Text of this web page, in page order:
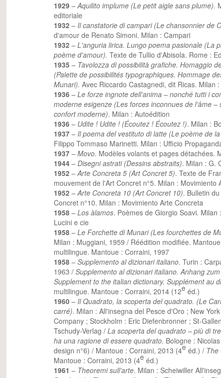
1929 –Aquilito implume (Le petit aigle sans plume).
editoriale
1932 – Il canstatorie di campari (Le chansonnier de
d'amour de Renato Simoni. Milan : Campari
1932 – L'anguria lirica. Lungo poema pasionale (La
poème d'amour). Texte de Tullio d'Abisola. Rome :
1935 – Tavolozza di possibilità grafiche. Homaggio
(Palette de possibilités typographiques. Hommage
Munari). Avec Riccardo Castagnedi, dit Ricas. Milan
1936 – Le forze ingnote dell'anima – nonché tutti i
moderne esigenze (Les forces inconnues de l'âme –
confort moderne). Milan : Autoédition
1936 – Udite ! Udite ! (Écoutez ! Écoutez !). Milan :
1937 – Il poema del vestituto di latte (Le poème de
Filippo Tommaso Marinetti. Milan : Ufficio
1937 – Movo. Modèles volants et pages détachées.
1944 – Disegni astrati (Dessins abstraits). Milan : G.
1952 –Arte Concreta 5 (Art Concret 5). Texte de
mouvement de l'Art Concret n°5. Milan : Movimiento
1952 –Arte Concreta 10 (Art Concret 10). Bulletin
Concret n°10. Milan : Movimiento Arte Concreta
1958 – Los àlamos. Poèmes de Giorgio Soavi.
Lucini e cie
1958 – Le Forchette di Munari (Les fourchettes de
Milan : Muggiani, 1959 / Réédition modifiée.
multilingue. Mantoue : Corraini, 1997
1958 – Supplemento al dizionari italiano. Turin :
1963 / Supplemento al dizionari italiano. Anhang
Supplement to the italian dictionary. Supplément au
multilingue. Mantoue : Corraini, 2014 (12e éd.)
1960 – Il Quadrato, la scoperta del quadrato. (Le
carré). Milan : All'insegna del Pesce d'Oro ; New
Company ; Stockholm : Eric Diefenbronner ; St-
Tschudy-Verlag / La scoperta del quadrato – più di
ha una ragione di essere quadrato. Bologne :
design n°6) / Mantoue : Corraini, 2013 (4e éd.) / The
Mantoue : Corraini, 2013 (4e éd.)
1961 – Theoremi sull'arte. Milan : Scheiwiller